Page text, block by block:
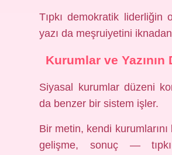
Tıpkı demokratik liderliğin
yazı da meşruiyetini iknadan
Kurumlar ve
Siyasal kurumlar düzeni
da benzer bir sistem işler.
Bir metin, kendi
gelişme, sonuç —